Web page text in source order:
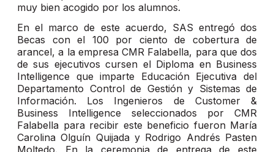
muy bien acogido por los alumnos.
En el marco de este acuerdo, SAS entregó dos
Becas con el 100 por ciento de cobertura de
arancel, a la empresa CMR Falabella, para que dos
de sus ejecutivos cursen el Diploma en Business
Intelligence que imparte Educación Ejecutiva del
Departamento Control de Gestión y Sistemas de
Información. Los Ingenieros de Customer &
Business Intelligence seleccionados por CMR
Falabella para recibir este beneficio fueron María
Carolina Olguín Quijada y Rodrigo Andrés Pasten
Moltedo. En la ceremonia de entrega de este